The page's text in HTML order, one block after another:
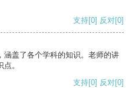
支持[0] 反对[0]
涵盖了各个学科的知识。老师的讲
。
支持[0] 反对[0]